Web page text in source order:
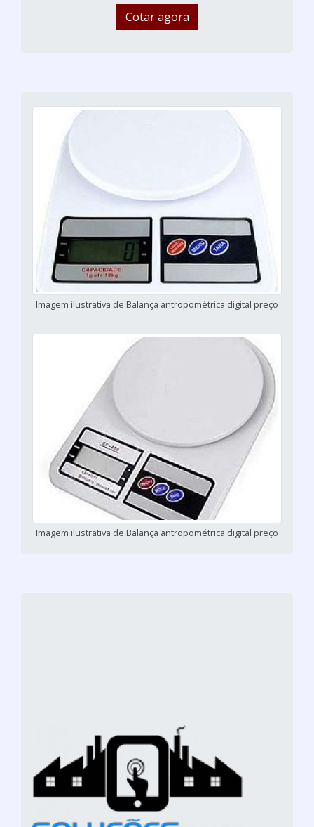
Cotar agora
Imagem ilustrativa de Balança antropométrica digital preço
Imagem ilustrativa de Balança antropométrica digital preço